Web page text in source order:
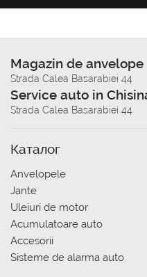
Magazin de anvelope
Strada Calea Basarabiei 44
Service auto in
Strada Calea Basarabiei 44
Каталог
Anvelopele
Jante
Uleiuri de motor
Acumulatoare auto
Accesorii
Sisteme de alarma auto